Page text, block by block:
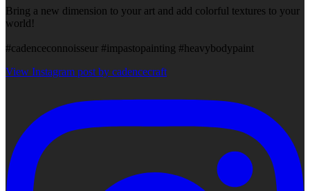
Bring a new dimension to your art and add colorful textures to your
world!
#cadenceconnoisseur #impastopainting #heavybodypaint
View Instagram post by cadencecraft